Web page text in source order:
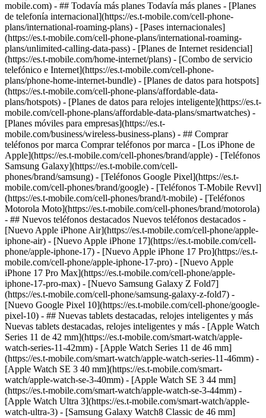
- ## Todavía más planes Todavía más planes - [Planes
de telefonía internacional](https://es.t-mobile.com/cell-phone-
plans/international-roaming-plans) - [Pases internacionales]
(https://es.t-mobile.com/cell-phone-plans/international-roaming-
plans/unlimited-calling-data-pass) - [Planes de Internet residencial]
(https://es.t-mobile.com/home-internet/plans) - [Combo de servicio
telefónico e Internet](https://es.t-mobile.com/cell-phone-
plans/phone-home-internet-bundle) - [Planes de datos para hotspots]
(https://es.t-mobile.com/cell-phone-plans/affordable-data-
plans/hotspots) - [Planes de datos para relojes inteligente](https://es.t-
mobile.com/cell-phone-plans/affordable-data-plans/smartwatches) -
[Planes móviles para empresas](https://es.t-
mobile.com/business/wireless-business-plans) - ## Comprar
teléfonos por marca Comprar teléfonos por marca - [Los iPhone de
Apple](https://es.t-mobile.com/cell-phones/brand/apple) - [Teléfonos
Samsung Galaxy](https://es.t-mobile.com/cell-
phones/brand/samsung) - [Teléfonos Google Pixel](https://es.t-
mobile.com/cell-phones/brand/google) - [Teléfonos T-Mobile Revvl]
(https://es.t-mobile.com/cell-phones/brand/t-mobile) - [Teléfonos
Motorola Moto](https://es.t-mobile.com/cell-phones/brand/motorola)
- ## Nuevos teléfonos destacados Nuevos teléfonos destacados -
[Nuevo Apple iPhone Air](https://es.t-mobile.com/cell-phone/apple-
iphone-air) - [Nuevo Apple iPhone 17](https://es.t-mobile.com/cell-
phone/apple-iphone-17) - [Nuevo Apple iPhone 17 Pro](https://es.t-
mobile.com/cell-phone/apple-iphone-17-pro) - [Nuevo Apple
iPhone 17 Pro Max](https://es.t-mobile.com/cell-phone/apple-
iphone-17-pro-max) - [Nuevo Samsung Galaxy Z Fold7]
(https://es.t-mobile.com/cell-phone/samsung-galaxy-z-fold7) -
[Nuevo Google Pixel 10](https://es.t-mobile.com/cell-phone/google-
pixel-10) - ## Nuevas tablets destacadas, relojes inteligentes y más
Nuevas tablets destacadas, relojes inteligentes y más - [Apple Watch
Series 11 de 42 mm](https://es.t-mobile.com/smart-watch/apple-
watch-series-11-42mm) - [Apple Watch Series 11 de 46 mm]
(https://es.t-mobile.com/smart-watch/apple-watch-series-11-46mm) -
[Apple Watch SE 3 40 mm](https://es.t-mobile.com/smart-
watch/apple-watch-se-3-40mm) - [Apple Watch SE 3 44 mm]
(https://es.t-mobile.com/smart-watch/apple-watch-se-3-44mm) -
[Apple Watch Ultra 3](https://es.t-mobile.com/smart-watch/apple-
watch-ultra-3) - [Samsung Galaxy Watch8 Classic de 46 mm]